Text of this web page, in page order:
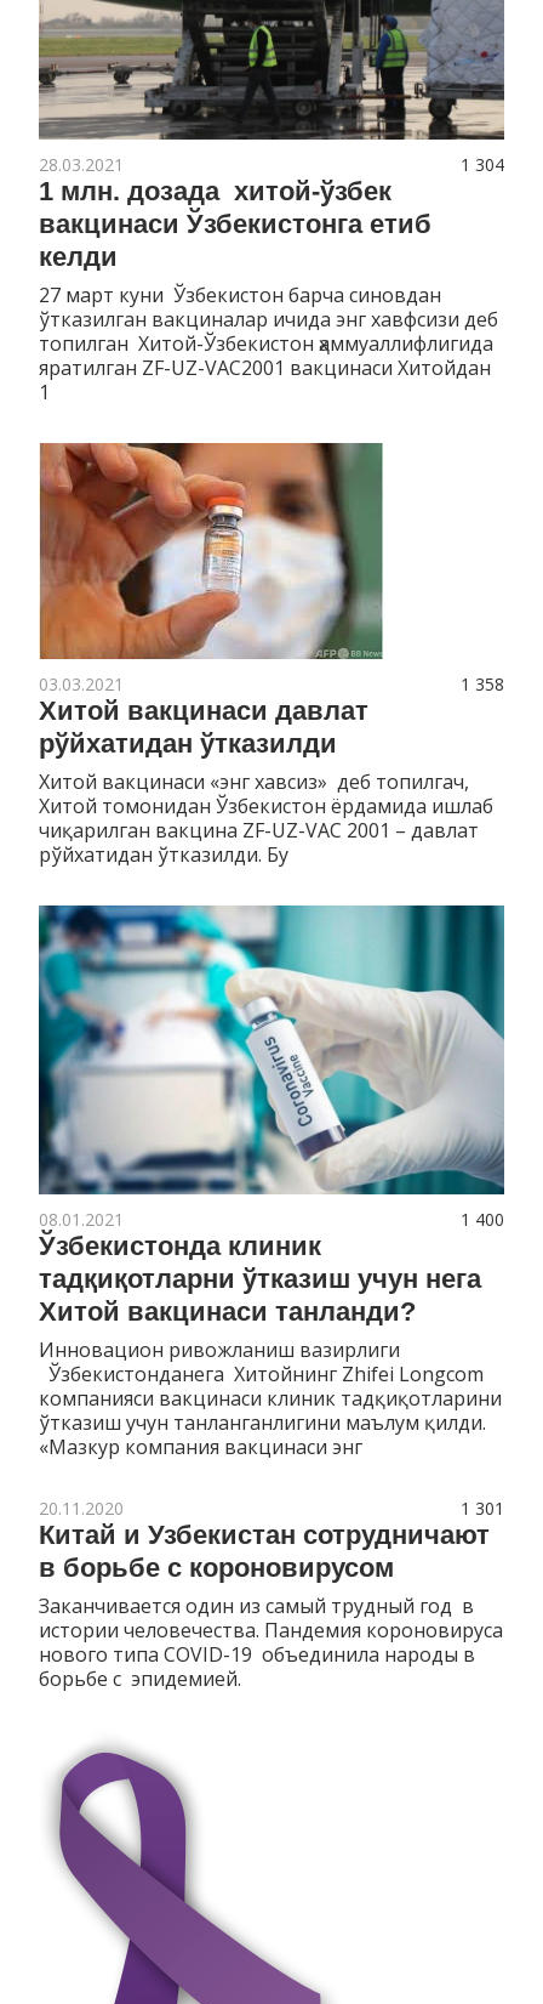
1 304
28.03.2021
1 млн. дозада хитой-ўзбек
вакцинаси Ўзбекистонга етиб
келди
27 март куни Ўзбекистон барча синовдан
ўтказилган вакциналар ичида энг хавфсизи деб
топилган Хитой-Ўзбекистон ҳаммуаллифлигида
яратилган ZF-UZ-VAC2001 вакцинаси Хитойдан
1
1 358
03.03.2021
Хитой вакцинаси давлат
рўйхатидан ўтказилди
Хитой вакцинаси «энг хавсиз» деб топилгач,
Хитой томонидан Ўзбекистон ёрдамида ишлаб
чиқарилган вакцина ZF-UZ-VAC 2001 – давлат
рўйхатидан ўтказилди. Бу
1 400
08.01.2021
Ўзбекистонда клиник
тадқиқотларни ўтказиш учун нега
Хитой вакцинаси танланди?
Инновацион ривожланиш вазирлиги
Ўзбекистонданега Хитойнинг Zhifei Longcom
компанияси вакцинаси клиник тадқиқотларини
ўтказиш учун танланганлигини маълум қилди.
«Мазкур компания вакцинаси энг
1 301
20.11.2020
Китай и Узбекистан сотрудничают
в борьбе с короновирусом
Заканчивается один из самый трудный год в
истории человечества. Пандемия короновируса
нового типа COVID-19 объединила народы в
борьбе с эпидемией.